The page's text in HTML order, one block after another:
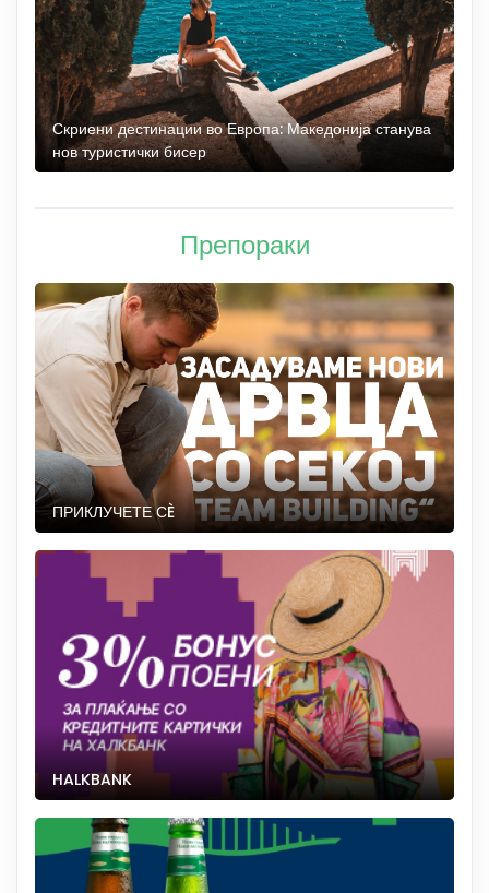
Скриени дестинации во Европа: Македонија станува
нов туристички бисер
Препораки
ПРИКЛУЧЕТЕ СÈ
HALKBANK